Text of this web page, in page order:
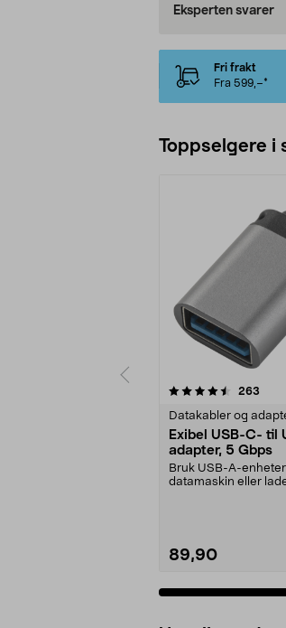
Eksperten svarer
Fri frakt
Fra 599,–*
Toppselgere i
263
Datakabler og
Exibel USB-C- til
adapter, 5 Gbps
Bruk USB-A-
datamaskin eller
89,90
4.5 av 5